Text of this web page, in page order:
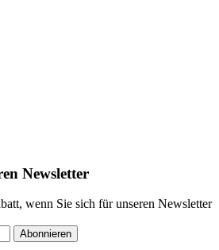
Newsletter
wenn Sie sich für unseren Newsletter
Abonnieren